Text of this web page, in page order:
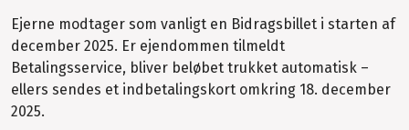
Ejerne modtager som vanligt en Bidragsbillet i starten af
december 2025. Er ejendommen tilmeldt
Betalingsservice, bliver beløbet trukket automatisk –
ellers sendes et indbetalingskort omkring 18. december
2025.